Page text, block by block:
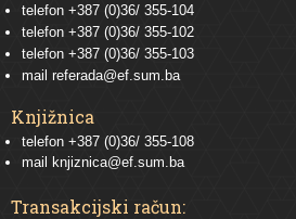
telefon +387 (0)36/ 355-104
telefon +387 (0)36/ 355-102
telefon +387 (0)36/ 355-103
mail referada@ef.sum.ba
Knjižnica
telefon +387 (0)36/ 355-108
mail
knjiznica@ef.sum.ba
Transakcijski račun: